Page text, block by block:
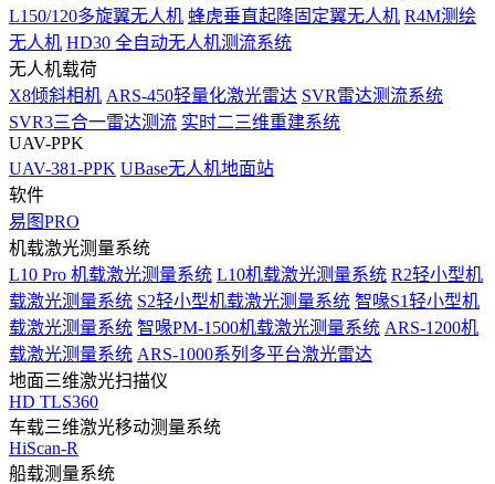
L150/120多旋翼无人机 蜂虎垂直起降固定翼无人机 R4M测绘
无人机 HD30 全自动无人机测流系统
无人机载荷
X8倾斜相机 ARS-450轻量化激光雷达 SVR雷达测流系统
SVR3三合一雷达测流 实时二三维重建系统
UAV-PPK
UAV-381-PPK UBase无人机地面站
软件
易图PRO
机载激光测量系统
L10 Pro 机载激光测量系统 L10机载激光测量系统 R2轻小型机
载激光测量系统 S2轻小型机载激光测量系统 智喙S1轻小型机
载激光测量系统 智喙PM-1500机载激光测量系统 ARS-1200机
载激光测量系统 ARS-1000系列多平台激光雷达
地面三维激光扫描仪
HD TLS360
车载三维激光移动测量系统
HiScan-R
船载测量系统